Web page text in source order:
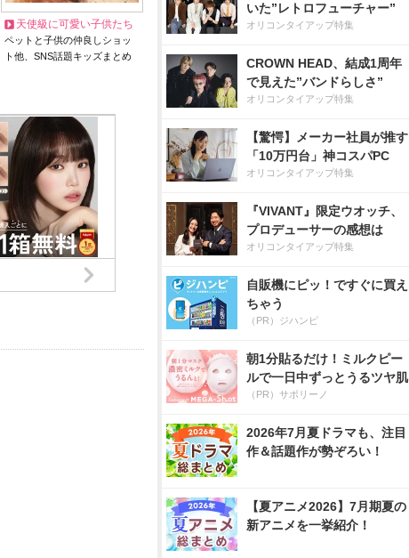
天使級に可愛い子供たち
ペットと子供の仲良しショッ
ト他、SNS話題キッズまとめ
いた”レトロフューチャー”
オリコンタイアップ特集
CROWN HEAD、結成1周年
で見えた”バンドらしさ”
オリコンタイアップ特集
【驚愕】メーカー社員が推す
「10万円台」神コスパPC
オリコンタイアップ特集
『VIVANT』限定ウオッチ、
プロデューサーの感想は
オリコンタイアップ特集
自販機にピッ！ですぐに買え
ちゃう
（PR）ジハンピ
朝1分貼るだけ！ミルクピー
ルで一日中ずっとうるツヤ肌
（PR）サボリーノ
2026年7月夏ドラマも、注目
作＆話題作が勢ぞろい！
【夏アニメ2026】7月期夏の
新アニメを一挙紹介！